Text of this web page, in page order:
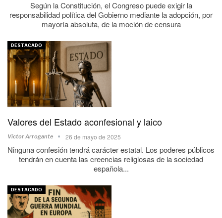
Según la Constitución, el Congreso puede exigir la
responsabilidad política del Gobierno mediante la adopción, por
mayoría absoluta, de la moción de censura
DESTACADO
Valores del Estado aconfesional y laico
Víctor Arrogante 26 de mayo de 2025
Ninguna confesión tendrá carácter estatal. Los poderes públicos
tendrán en cuenta las creencias religiosas de la sociedad
española...
DESTACADO